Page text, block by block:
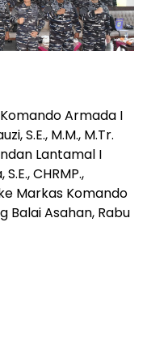
Armada I
S.E., M.M., M.Tr.
Lantamal I
CHRMP.,
Markas Komando
Balai Asahan, Rabu